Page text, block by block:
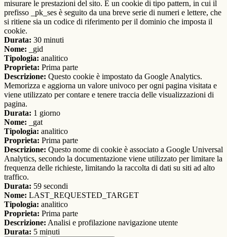
misurare le prestazioni del sito. È un cookie di tipo pattern, in cui il
prefisso _pk_ses è seguito da una breve serie di numeri e lettere, che
si ritiene sia un codice di riferimento per il dominio che imposta il
cookie.
Durata: 30 minuti
Nome: _gid
Tipologia: analitico
Proprieta: Prima parte
Descrizione: Questo cookie è impostato da Google Analytics.
Memorizza e aggiorna un valore univoco per ogni pagina visitata e
viene utilizzato per contare e tenere traccia delle visualizzazioni di
pagina.
Durata: 1 giorno
Nome: _gat
Tipologia: analitico
Proprieta: Prima parte
Descrizione: Questo nome di cookie è associato a Google Universal
Analytics, secondo la documentazione viene utilizzato per limitare la
frequenza delle richieste, limitando la raccolta di dati su siti ad alto
traffico.
Durata: 59 secondi
Nome: LAST_REQUESTED_TARGET
Tipologia: analitico
Proprieta: Prima parte
Descrizione: Analisi e profilazione navigazione utente
Durata: 5 minuti